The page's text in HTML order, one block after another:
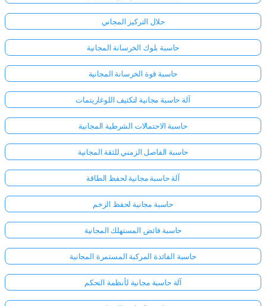
حلال التركيز المجاني
حاسبة بلوك الخرسانة المجانية
حاسبة قوة الخرسانة المجانية
آلة حاسبة مجانية لتكثيف اللوغاريتمات
حاسبة الاحتمالات الشرطية المجانية
حاسبة الفاصل الزمني للثقة المجانية
آلة حاسبة مجانية لحفظ الطاقة
حاسبة مجانية لحفظ الزخم
حاسبة فائض المستهلك المجانية
حاسبة الفائدة المركبة المستمرة المجانية
آلة حاسبة مجانية لأنظمة التحكم